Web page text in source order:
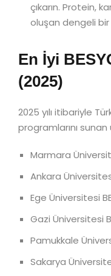
çıkarın. Protein,
oluşan dengeli bir
En İyi
(2025)
2025 yılı itibariyle
programlarını
Marmara
Ankara
Ege Üniversitesi
Gazi Üniversitesi
Pamukkale
Sakarya